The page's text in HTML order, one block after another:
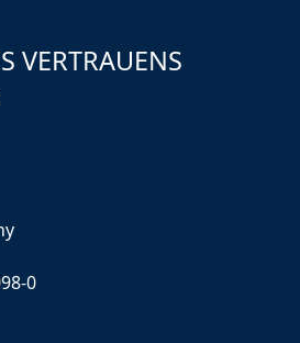
VERTRAUENS
0